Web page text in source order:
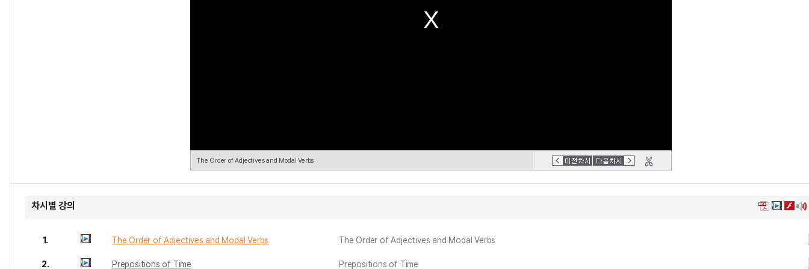
The Order of Adjectives and Modal Verbs
차시별 강의
1. The Order of Adjectives and Modal Verbs The Order of Adjectives and Modal Verbs
2. Prepositions of Time Prepositions of Time